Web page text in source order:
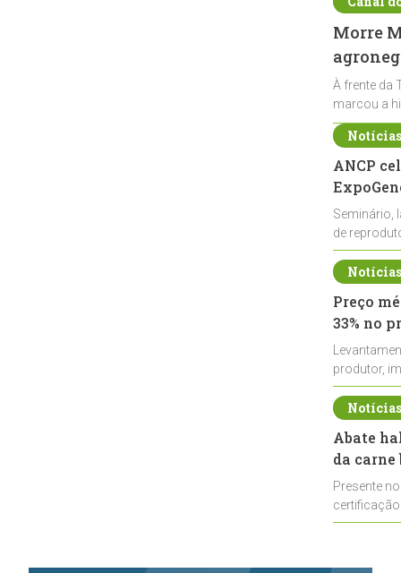
Morre
À frente da
marcou a
ANCP
Seminário,
de
durante a
Preço
33% no
produtor,
de leite cru
Abate
da
Presente